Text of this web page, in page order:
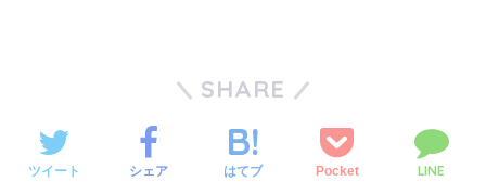
SHARE
ツイート シェア はてブ Pocket LINE